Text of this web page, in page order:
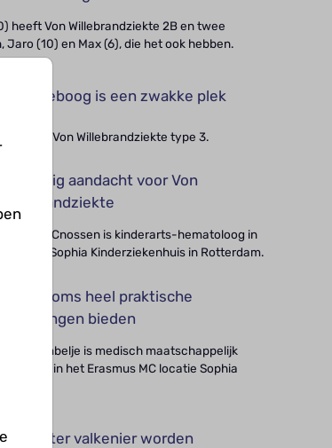
heeft Von Willebrandziekte 2B en twee
Jaro (10) en Max (6), die het ook hebben.
Mijn elleboog is een zwakke plek
heeft Von Willebrandziekte type 3.
Te weinig aandacht voor Von
Willebrandziekte
Marjon Cnossen is kinderarts-hematoloog in
MC-Sophia Kinderziekenhuis in Rotterdam.
Ik kan soms heel praktische
oplossingen bieden
de la Rambelje is medisch maatschappelijk
werkte in het Erasmus MC locatie Sophia
Ik wil later valkenier worden